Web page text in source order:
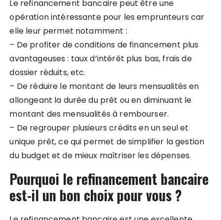
Le refinancement bancaire peut être une
opération intéressante pour les emprunteurs car
elle leur permet notamment :
– De profiter de conditions de financement plus
avantageuses : taux d’intérêt plus bas, frais de
dossier réduits, etc.
– De réduire le montant de leurs mensualités en
allongeant la durée du prêt ou en diminuant le
montant des mensualités à rembourser.
– De regrouper plusieurs crédits en un seul et
unique prêt, ce qui permet de simplifier la gestion
du budget et de mieux maîtriser les dépenses.
Pourquoi le refinancement bancaire
est-il un bon choix pour vous ?